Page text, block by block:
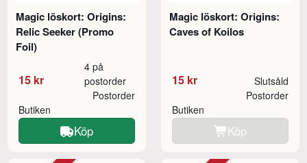
Magic löskort: Origins:
Relic Seeker (Promo
Foil)
15 kr
4 på
postorder
Butiken
Postorder
Köp
Magic löskort: Origins:
Caves of Koilos
15 kr Slutsåld
Butiken
Postorder
Köp